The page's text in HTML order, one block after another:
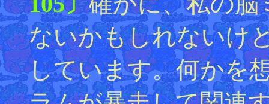
ないかもしれないけ
しています。何かを